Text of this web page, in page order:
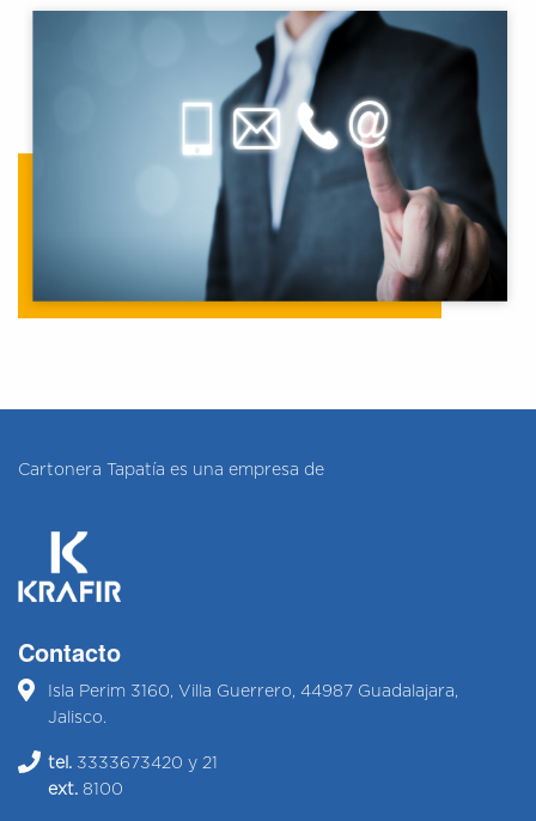
Cartonera Tapatía es una empresa de
Contacto
Isla Perim 3160, Villa Guerrero, 44987 Guadalajara,
Jalisco.
tel. 3333673420 y 21
ext. 8100